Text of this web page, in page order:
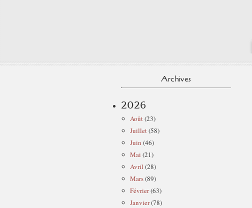
Archives
2026
Août(23)
Juillet(58)
Juin (46)
Mai (21)
Avril (28)
Mars(89)
Février(63)
Janvier(78)